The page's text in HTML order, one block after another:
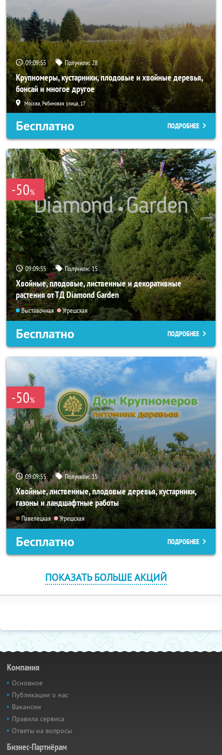
09:09:54 Получили:28
Крупномеры, кустарники, плодовые и хвойные деревья,
бонсай и многое другое
Москва, Рябиновая улица, 17
Бесплатно ПОДРОБНЕЕ
-50%
09:09:54 Получили:15
Хвойные, плодовые, лиственные и декоративные
растения от ТД Diamond Garden
Выставочная Угрешская
Бесплатно ПОДРОБНЕЕ
-50%
09:09:54 Получили:15
Хвойные, лиственные, плодовые деревья, кустарники,
газоны и ландшафтные работы
Павелецкая Угрешская
Бесплатно ПОДРОБНЕЕ
ПОКАЗАТЬ БОЛЬШЕ АКЦИЙ
Компания
Основное
Публикации о нас
Вакансии
Правила сервиса
Ответы на вопросы
Бизнес-Партнёрам